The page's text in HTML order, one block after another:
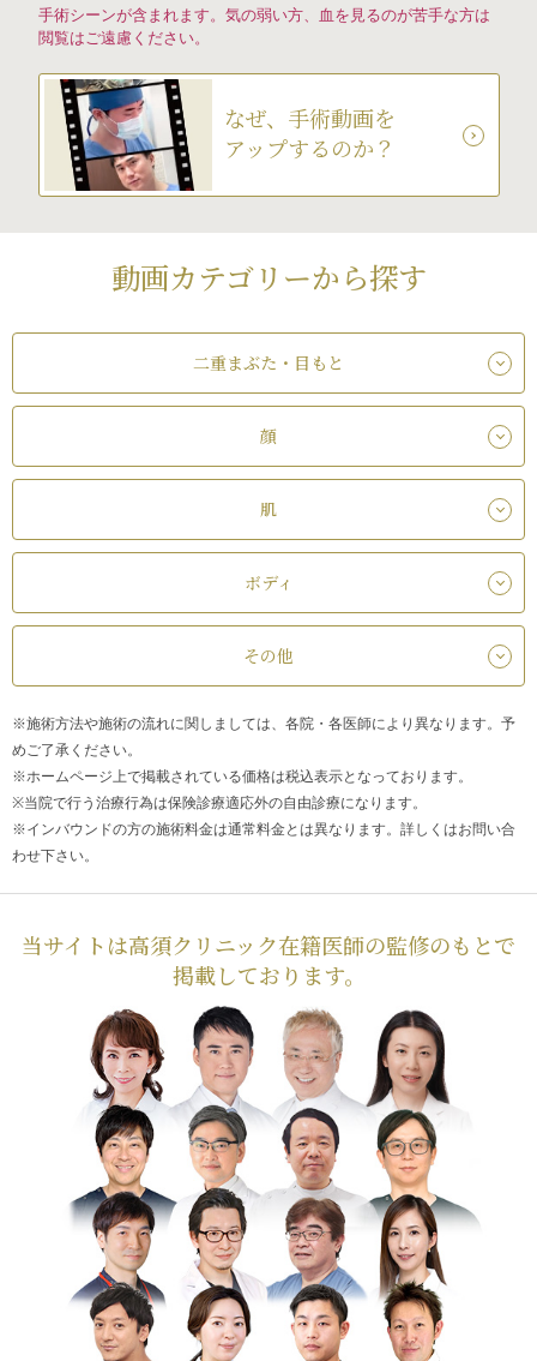
手術シーンが含まれます。気の弱い方、血を見るのが苦手な方は
閲覧はご遠慮ください。
なぜ、手術動画を
アップするのか？
動画カテゴリーから探す
二重まぶた・目もと
顔
肌
ボディ
その他
※施術方法や施術の流れに関しましては、各院・各医師により異なります。予
めご了承ください。
※ホームページ上で掲載されている価格は税込表示となっております。
※当院で行う治療行為は保険診療適応外の自由診療になります。
※インバウンドの方の施術料金は通常料金とは異なります。詳しくはお問い合
わせ下さい。
当サイトは高須クリニック在籍医師の監修のもとで
掲載しております。